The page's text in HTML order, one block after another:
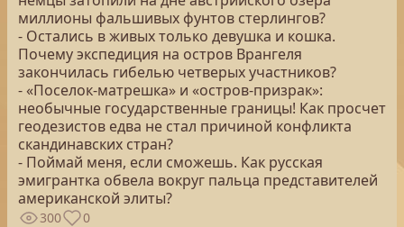
миллионы фальшивых фунтов стерлингов?
- Остались в живых только девушка и кошка.
Почему экспедиция на остров Врангеля
закончилась гибелью четверых участников?
- «Поселок-матрешка» и «остров-призрак»:
необычные государственные границы! Как просчет
геодезистов едва не стал причиной конфликта
скандинавских стран?
- Поймай меня, если сможешь. Как русская
эмигрантка обвела вокруг пальца представителей
американской элиты?
300 0